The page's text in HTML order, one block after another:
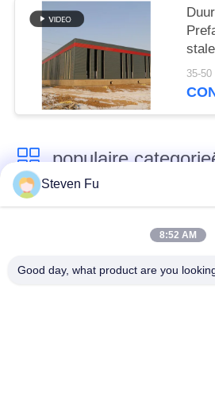
populaire
stalen structuur
De
de bouw van de
De
Steven Fu
8:52 AM
Good day, what product are you